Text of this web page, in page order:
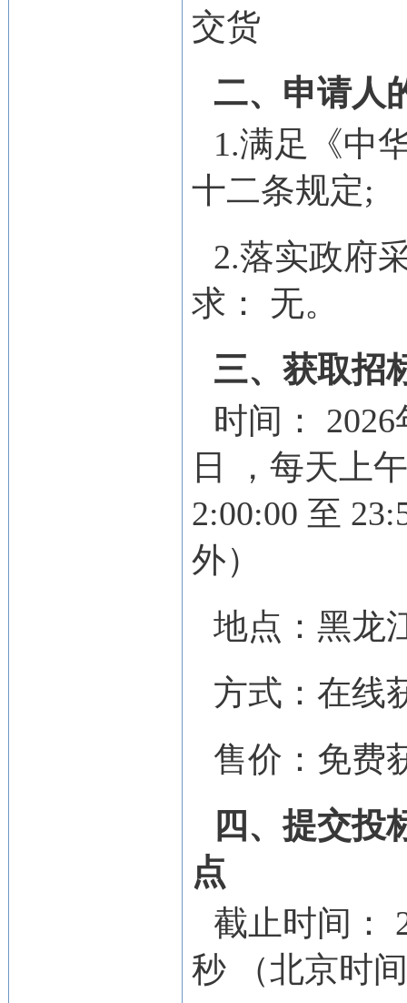
交货
二、申请人
1.满足《中
十二条规定;
2.落实政府
求： 无。
三、获取招
时间：
日
，每天上午
2:00:00 至
外）
地点： 黑龙
方式： 在线
售价： 免费
四、提交投
点
截止时间：
秒
（北京时